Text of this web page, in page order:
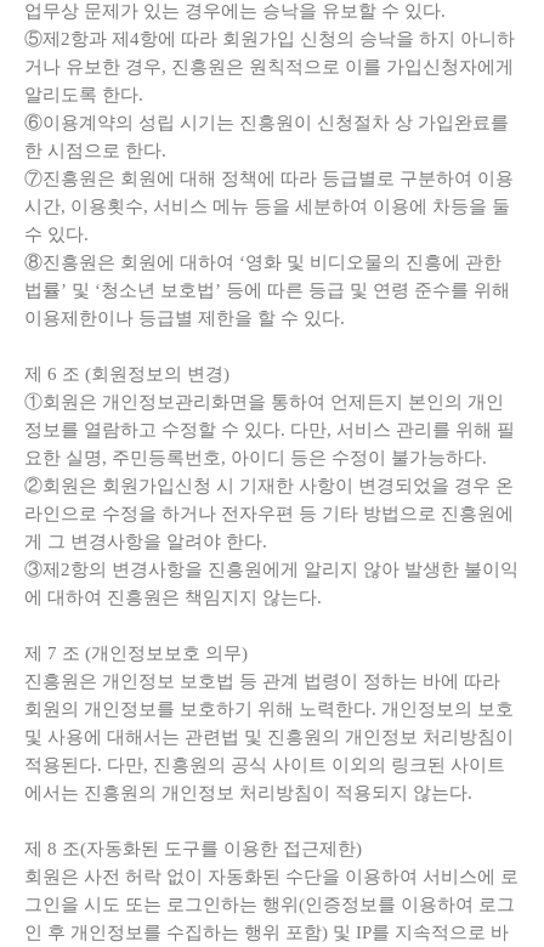
업무상 문제가 있는 경우에는 승낙을 유보할 수 있다.
⑤제2항과 제4항에 따라 회원가입 신청의 승낙을 하지 아니하
거나 유보한 경우, 진흥원은 원칙적으로 이를 가입신청자에게
알리도록 한다.
⑥이용계약의 성립 시기는 진흥원이 신청절차 상 가입완료를
한 시점으로 한다.
⑦진흥원은 회원에 대해 정책에 따라 등급별로 구분하여 이용
시간, 이용횟수, 서비스 메뉴 등을 세분하여 이용에 차등을 둘
수 있다.
⑧진흥원은 회원에 대하여 ‘영화 및 비디오물의 진흥에 관한
법률’ 및 ‘청소년 보호법’ 등에 따른 등급 및 연령 준수를 위해
이용제한이나 등급별 제한을 할 수 있다.
제 6 조 (회원정보의 변경)
①회원은 개인정보관리화면을 통하여 언제든지 본인의 개인
정보를 열람하고 수정할 수 있다. 다만, 서비스 관리를 위해 필
요한 실명, 주민등록번호, 아이디 등은 수정이 불가능하다.
②회원은 회원가입신청 시 기재한 사항이 변경되었을 경우 온
라인으로 수정을 하거나 전자우편 등 기타 방법으로 진흥원에
게 그 변경사항을 알려야 한다.
③제2항의 변경사항을 진흥원에게 알리지 않아 발생한 불이익
에 대하여 진흥원은 책임지지 않는다.
제 7 조 (개인정보보호 의무)
진흥원은 개인정보 보호법 등 관계 법령이 정하는 바에 따라
회원의 개인정보를 보호하기 위해 노력한다. 개인정보의 보호
및 사용에 대해서는 관련법 및 진흥원의 개인정보 처리방침이
적용된다. 다만, 진흥원의 공식 사이트 이외의 링크된 사이트
에서는 진흥원의 개인정보 처리방침이 적용되지 않는다.
제 8 조(자동화된 도구를 이용한 접근제한)
회원은 사전 허락 없이 자동화된 수단을 이용하여 서비스에 로
그인을 시도 또는 로그인하는 행위(인증정보를 이용하여 로그
인 후 개인정보를 수집하는 행위 포함) 및 IP를 지속적으로 바